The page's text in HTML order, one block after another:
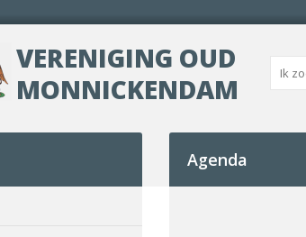
VERENIGING OUD
MONNICKENDAM
Agenda